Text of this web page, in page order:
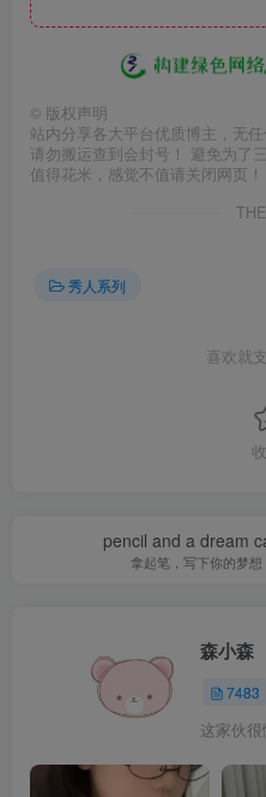
© 版权声明
站内分享各大平台优质博主，无
请勿搬运查到会封号！ 避免为了
值得花米，感觉不值请关闭网页！
秀人系列
喜欢就
pencil and a dream
拿起笔，写下你的梦
森小森
7483
这家伙